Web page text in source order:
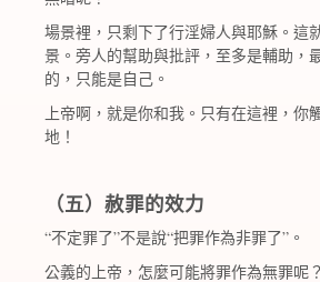
場景裡，只剩下了行淫婦人與耶穌。這
景。旁人的幫助與批評，至多是輔助，
的，只能是自己。
上帝啊，就是你和我。只有在這裡，你
地！
（五）赦罪的效力
“不定罪了”不是說“把罪作為非罪了” 。
公義的上帝，怎麼可能將罪作為無罪呢